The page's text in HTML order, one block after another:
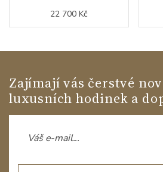
22 700 Kč
Zajímají vás čerstvé
luxusních hodinek a